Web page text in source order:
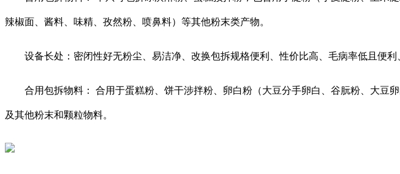
辣椒面、酱料、味精、孜然粉、喷鼻料）等其他粉末类产物。
设备长处：密闭性好无粉尘、易洁净、改换包拆规格便利、性价比高、毛病率低且便利
合用包拆物料： 合用于蛋糕粉、饼干涉拌粉、卵白粉（大豆分手卵白、谷朊粉、大豆
及其他粉末和颗粒物料。